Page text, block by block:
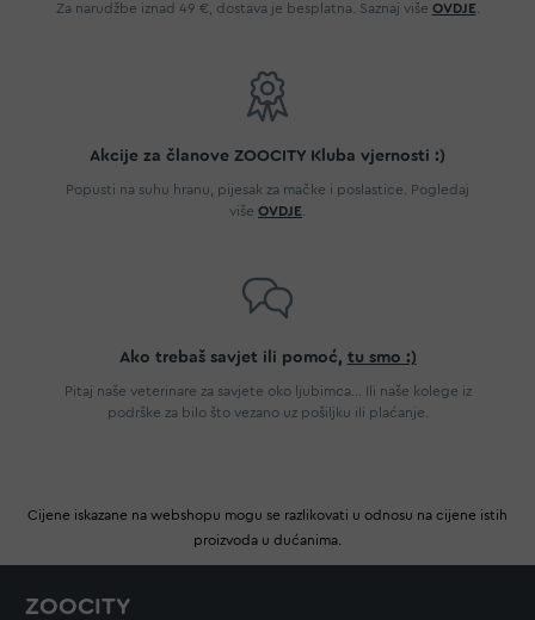
Za narudžbe iznad 49 €, dostava je besplatna. Saznaj više OVDJE
Akcije za članove ZOOCITY Kluba vjernosti :)
Popusti na suhu hranu, pijesak za mačke i poslastice. Pogledaj
više OVDJE
Ako trebaš savjet ili pomoć, tu smo :)
Pitaj naše veterinare za savjete oko ljubimca... Ili naše kolege iz
podrške za bilo što vezano uz pošiljku ili plaćanje.
Cijene iskazane na webshopu mogu se razlikovati u odnosu na cijene istih
proizvoda u dućanima.
ZOOCITY